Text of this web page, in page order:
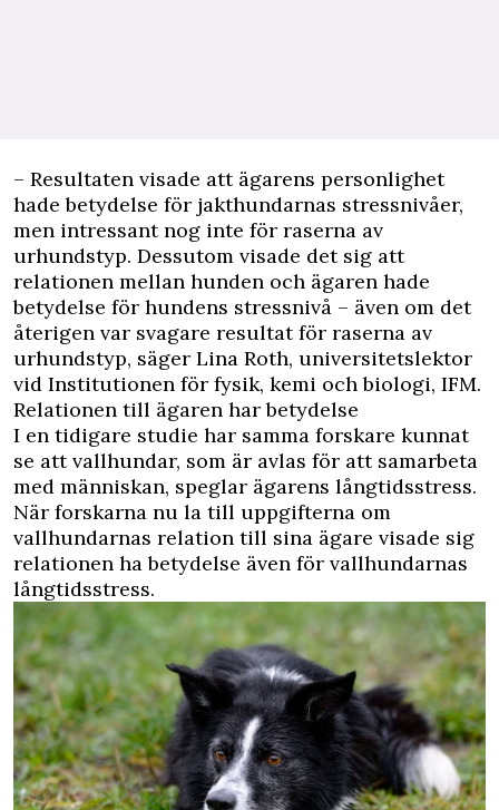
– Resultaten visade att ägarens personlighet
hade betydelse för jakthundarnas stressnivåer,
men intressant nog inte för raserna av
urhundstyp. Dessutom visade det sig att
relationen mellan hunden och ägaren hade
betydelse för hundens stressnivå – även om det
återigen var svagare resultat för raserna av
urhundstyp, säger Lina Roth, universitetslektor
vid Institutionen för fysik, kemi och biologi, IFM.
Relationen till ägaren har betydelse
I en tidigare studie har samma forskare kunnat
se att vallhundar, som är avlas för att samarbeta
med människan, speglar ägarens långtidsstress.
När forskarna nu la till uppgifterna om
vallhundarnas relation till sina ägare visade sig
relationen ha betydelse även för vallhundarnas
långtidsstress.